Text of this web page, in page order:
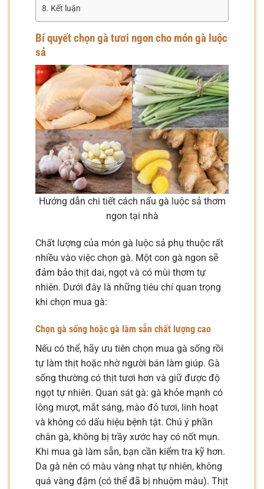
Kết luận
Bí quyết chọn gà tươi ngon cho món gà luộc
sả
Hướng dẫn chi tiết cách nấu gà luộc sả thơm
ngon tại nhà
Chất lượng của món gà luộc sả phụ thuộc rất
nhiều vào việc chọn gà. Một con gà ngon sẽ
đảm bảo thịt dai, ngọt và có mùi thơm tự
nhiên. Dưới đây là những tiêu chí quan trọng
khi chọn mua gà:
Chọn gà sống hoặc gà làm sẵn chất lượng cao
Nếu có thể, hãy ưu tiên chọn mua gà sống rồi
tự làm thịt hoặc nhờ người bán làm giúp. Gà
sống thường có thịt tươi hơn và giữ được độ
ngọt tự nhiên. Quan sát gà: gà khỏe mạnh có
lông mượt, mắt sáng, mào đỏ tươi, linh hoạt
và không có dấu hiệu bệnh tật. Chú ý phần
chân gà, không bị trầy xước hay có nốt mụn.
Khi mua gà làm sẵn, bạn cần kiểm tra kỹ hơn.
Da gà nên có màu vàng nhạt tự nhiên, không
quá vàng đậm (có thể đã bị nhuộm màu). Thịt